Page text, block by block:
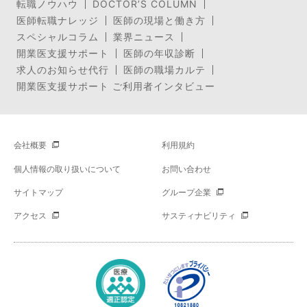
転職ノウハウ
DOCTOR’S COLUMN
医師転職ナレッジ
医師の現場と働き方
スペシャルコラム
業界ニュース
開業医支援サポート
医師の年収診断
求人のお知らせ代行
医師の職場カルテ
開業医支援サポート ご利用者インタビュー
会社概要 利用規約
個人情報の取り扱いについて お問い合わせ
サイトマップ グループ企業
アクセス サスティナビリティ